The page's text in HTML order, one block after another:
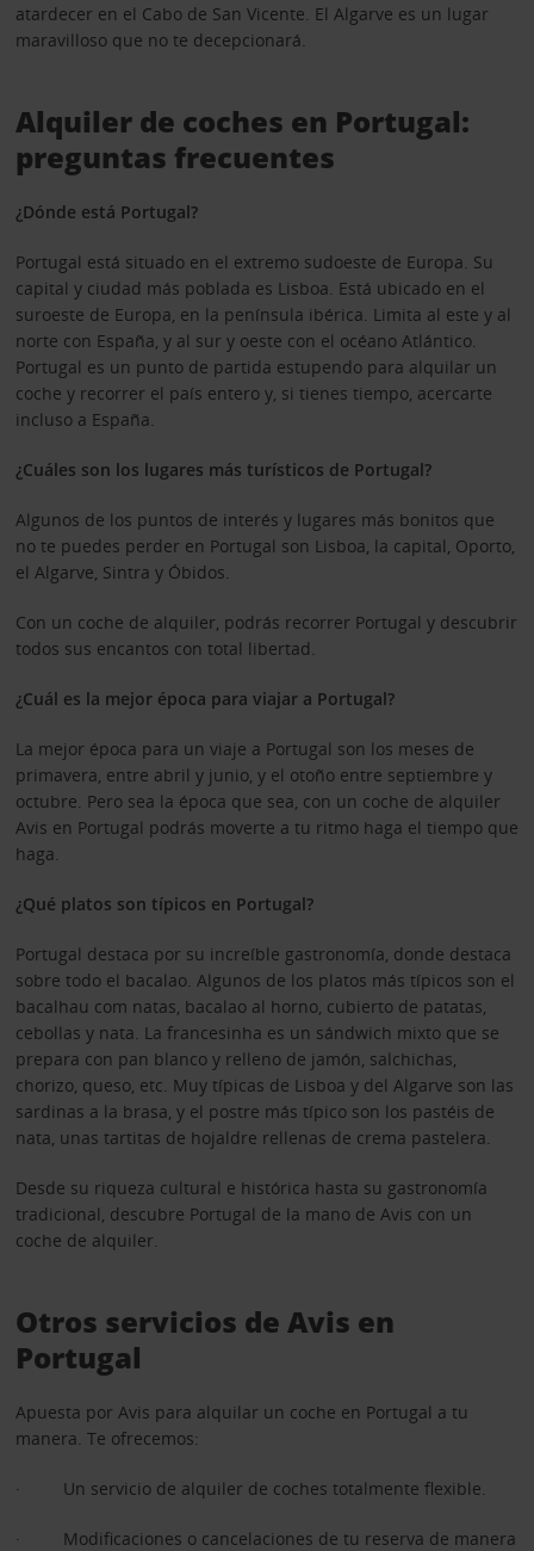
atardecer en el Cabo de San Vicente. El Algarve es un lugar
maravilloso que no te decepcionará.
Alquiler de coches en Portugal:
preguntas frecuentes
¿Dónde está Portugal?
Portugal está situado en el extremo sudoeste de Europa. Su
capital y ciudad más poblada es Lisboa. Está ubicado en el
suroeste de Europa, en la península ibérica. Limita al este y al
norte con España, y al sur y oeste con el océano Atlántico.
Portugal es un punto de partida estupendo para alquilar un
coche y recorrer el país entero y, si tienes tiempo, acercarte
incluso a España.
¿Cuáles son los lugares más turísticos de Portugal?
Algunos de los puntos de interés y lugares más bonitos que
no te puedes perder en Portugal son Lisboa, la capital, Oporto,
el Algarve, Sintra y Óbidos.
Con un coche de alquiler, podrás recorrer Portugal y descubrir
todos sus encantos con total libertad.
¿Cuál es la mejor época para viajar a Portugal?
La mejor época para un viaje a Portugal son los meses de
primavera, entre abril y junio, y el otoño entre septiembre y
octubre. Pero sea la época que sea, con un coche de alquiler
Avis en Portugal podrás moverte a tu ritmo haga el tiempo que
haga.
¿Qué platos son típicos en Portugal?
Portugal destaca por su increíble gastronomía, donde destaca
sobre todo el bacalao. Algunos de los platos más típicos son el
bacalhau com natas, bacalao al horno, cubierto de patatas,
cebollas y nata. La francesinha es un sándwich mixto que se
prepara con pan blanco y relleno de jamón, salchichas,
chorizo, queso, etc. Muy típicas de Lisboa y del Algarve son las
sardinas a la brasa, y el postre más típico son los pastéis de
nata, unas tartitas de hojaldre rellenas de crema pastelera.
Desde su riqueza cultural e histórica hasta su gastronomía
tradicional, descubre Portugal de la mano de Avis con un
coche de alquiler.
Otros servicios de Avis en
Portugal
Apuesta por Avis para alquilar un coche en Portugal a tu
manera. Te ofrecemos:
· Un servicio de alquiler de coches totalmente flexible.
· Modificaciones o cancelaciones de tu reserva de manera